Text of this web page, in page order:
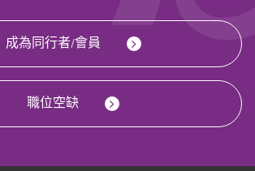
成為同行者/會員
職位空缺